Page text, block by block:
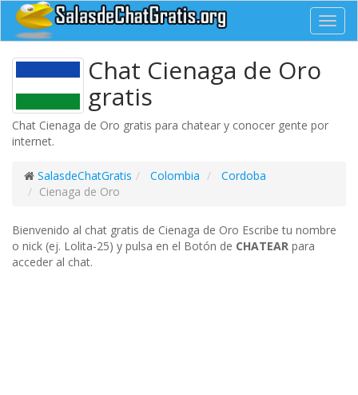
Chat Cienaga de Oro
gratis
Chat Cienaga de Oro gratis para chatear y conocer gente por
internet.
SalasdeChatGratis Colombia
Cordoba
Cienaga de Oro
Bienvenido al chat gratis de Cienaga de Oro Escribe tu nombre
o nick (ej. Lolita-25) y pulsa en el Botón de CHATEAR para
acceder al chat.